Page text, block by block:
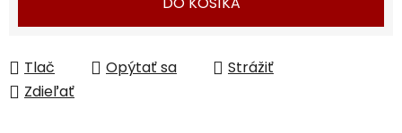
Tlač Opýtať sa
Strážiť
Zdieľať